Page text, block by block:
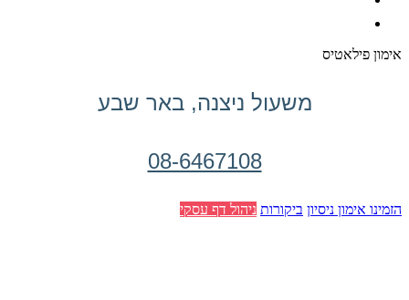
אימון פילאטיס
משעול ניצנה, באר שבע
08-6467108
הזמינו אימון ניסיון ביקורות ניהול דף עסקי